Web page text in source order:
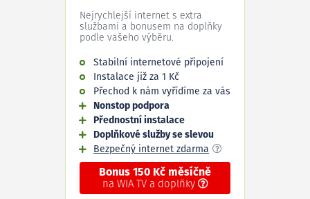
Nejrychlejší internet s extra
službami a bonusem na doplňky
podle vašeho výběru.
Stabilní internetové připojení
Instalace již za 1 Kč
Přechod k nám vyřídíme za vás
Nonstop podpora
Přednostní instalace
Doplňkové služby se slevou
Bezpečný internet zdarma
Bonus 150 Kč měsíčně
na WIA TV a doplňky